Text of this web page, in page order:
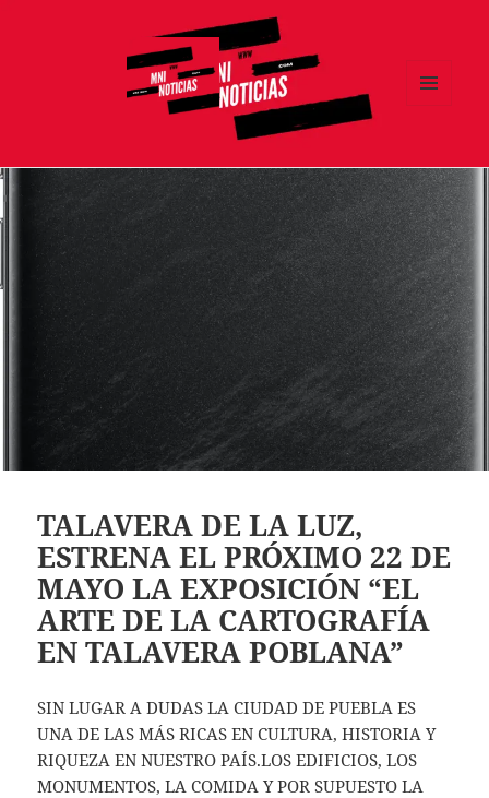
TALAVERA DE LA LUZ,
ESTRENA EL PRÓXIMO 22 DE
MAYO LA EXPOSICIÓN “EL
ARTE DE LA CARTOGRAFÍA
EN TALAVERA POBLANA”
SIN LUGAR A DUDAS LA CIUDAD DE PUEBLA ES
UNA DE LAS MÁS RICAS EN CULTURA, HISTORIA Y
RIQUEZA EN NUESTRO PAÍS.LOS EDIFICIOS, LOS
MONUMENTOS, LA COMIDA Y POR SUPUESTO LA